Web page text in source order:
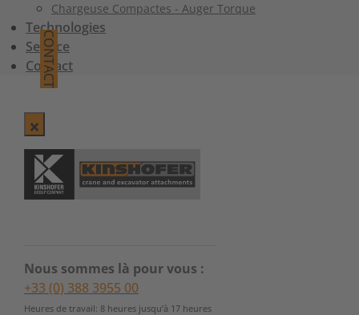
Chargeuse Compactes - Auger Torque
Technologies
Service
Contact
CONTACT
Nous sommes là pour vous :
+33 (0) 388 3955 00
Heures de travail: 8 heures jusqu’à 17 heures